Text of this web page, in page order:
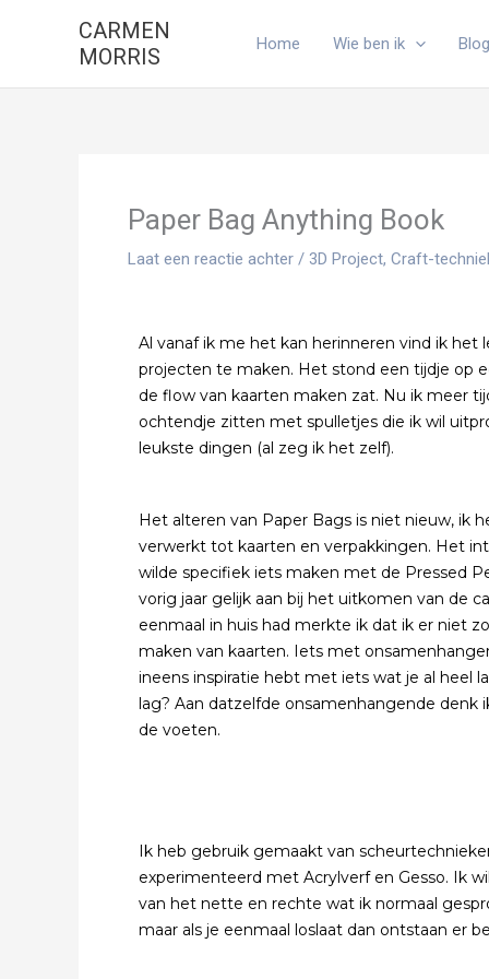
inhoud
CARMEN
MORRIS
Home Wie ben ik Blog
Paper Bag Anything Book
Laat een reactie achter / 3D Project, Craft-
Al vanaf ik me het kan herinneren vind ik het
projecten te maken. Het stond een tijdje op
de flow van kaarten maken zat. Nu ik meer
ochtendje zitten met spulletjes die ik wil
leukste dingen (al zeg ik het zelf).
Het alteren van Paper Bags is niet nieuw, ik
verwerkt tot kaarten en verpakkingen. Het
wilde specifiek iets maken met de Pressed
vorig jaar gelijk aan bij het uitkomen van de
eenmaal in huis had merkte ik dat ik er niet
maken van kaarten. Iets met
ineens inspiratie hebt met iets wat je al heel
lag? Aan datzelfde onsamenhangende denk
de voeten.
Ik heb gebruik gemaakt van
experimenteerd met Acrylverf en Gesso. Ik
van het nette en rechte wat ik normaal
maar als je eenmaal loslaat dan ontstaan er